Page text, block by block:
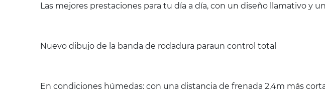
Las mejores prestaciones para tu día a día, con un diseño llamativo y
Nuevo dibujo de la banda de rodadura paraun control total
En condiciones húmedas: con una distancia de frenada 2,4m más